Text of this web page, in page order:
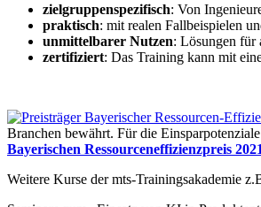
zielgruppenspezifisch: Von
praktisch: mit realen Fallbeispielen
unmittelbarer Nutzen: Lösungen für
zertifiziert: Das Training kann mit
Branchen bewährt. Für die
Bayerischen Ressourceneffizienzpreis 2021
Weitere Kurse der mts-Trainingsakademie